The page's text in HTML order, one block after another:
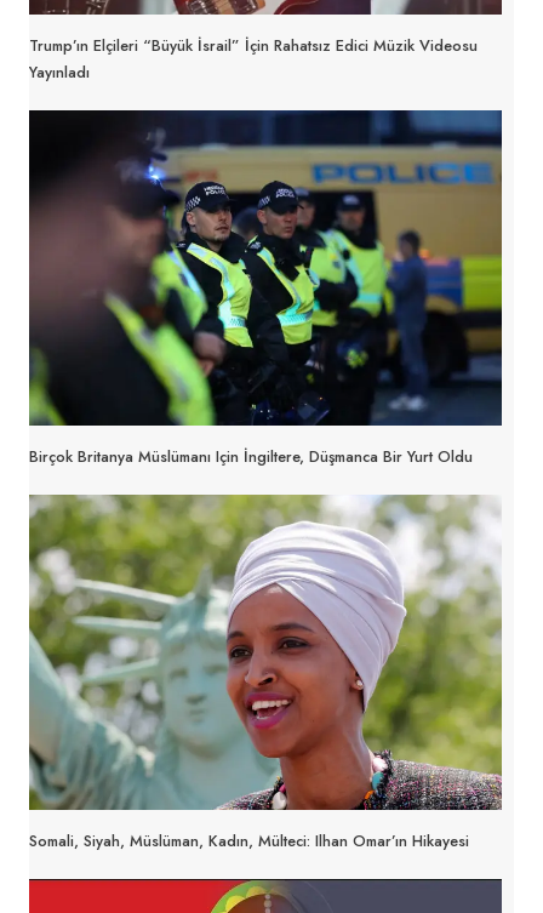
Trump’ın Elçileri “Büyük İsrail” İçin Rahatsız Edici Müzik Videosu
Yayınladı
Birçok Britanya Müslümanı Için İngiltere, Düşmanca Bir Yurt Oldu
Somali, Siyah, Müslüman, Kadın, Mülteci: Ilhan Omar’ın Hikayesi